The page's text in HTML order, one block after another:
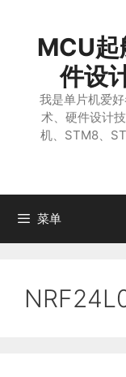
MCU起
件设
我是单片机爱
术、硬件设计
机、STM8、
菜单